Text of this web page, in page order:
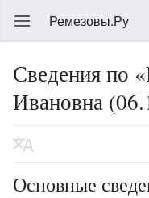
Ремезовы.Ру
Сведения по
Ивановна
Основные